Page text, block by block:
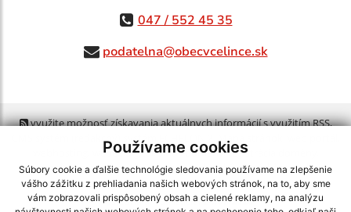
Používame cookies
Súbory cookie a ďalšie technológie sledovania používame na zlepšenie
vášho zážitku z prehliadania našich webových stránok, na to, aby sme
vám zobrazovali prispôsobený obsah a cielené reklamy, na analýzu
047 / 552 45 35
podatelna@obecvcelince.sk
využite možnosť získavania aktuálnych informácií s využitím RSS,
CMS systém (redakčný) systém ECHELON 2, Mapa stránok
webex.digital, s.r.o.,domény,registrácia domény
spoločnosť webex.digital, s.r.o.,technický prevádzkovateľ
Posledná aktualizácia:24.07.2026